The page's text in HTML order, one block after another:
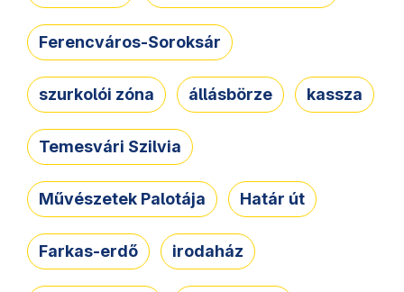
Ferencváros-Soroksár
szurkolói zóna állásbörze kassza
Temesvári Szilvia
Művészetek Palotája Határ út
Farkas-erdő irodaház